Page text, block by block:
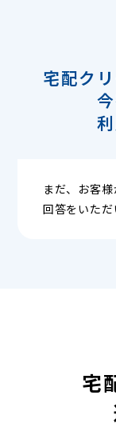
宅配ク
まだ、お客
回答をいただ
宅